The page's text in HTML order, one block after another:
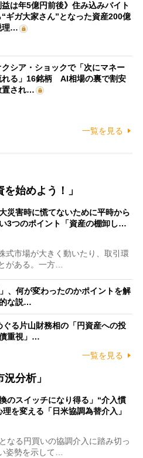
益は年5億円前後》住み込みバイト
“ギガ大家さん”となった資産200億
理…
クシア・ショックで「次にマネー
れる」16銘柄 AI相場の裏で割安
置され…
一覧を見る
始めよう！」
災害時に慌てないために平時から
3つのポイント「資産の棚卸し…
市場が大きく動いたり、取引環
がある。一方…
、何が変わったのかポイントを解
な説…
ぐる片山財務相の「円資産への投
重視」…
一覧を見る
分析」
のスイッチになり得る」“介入慣
を変える「日米協調為替介入」
なる円買いの協調介入に踏み切っ
姿勢を示して…